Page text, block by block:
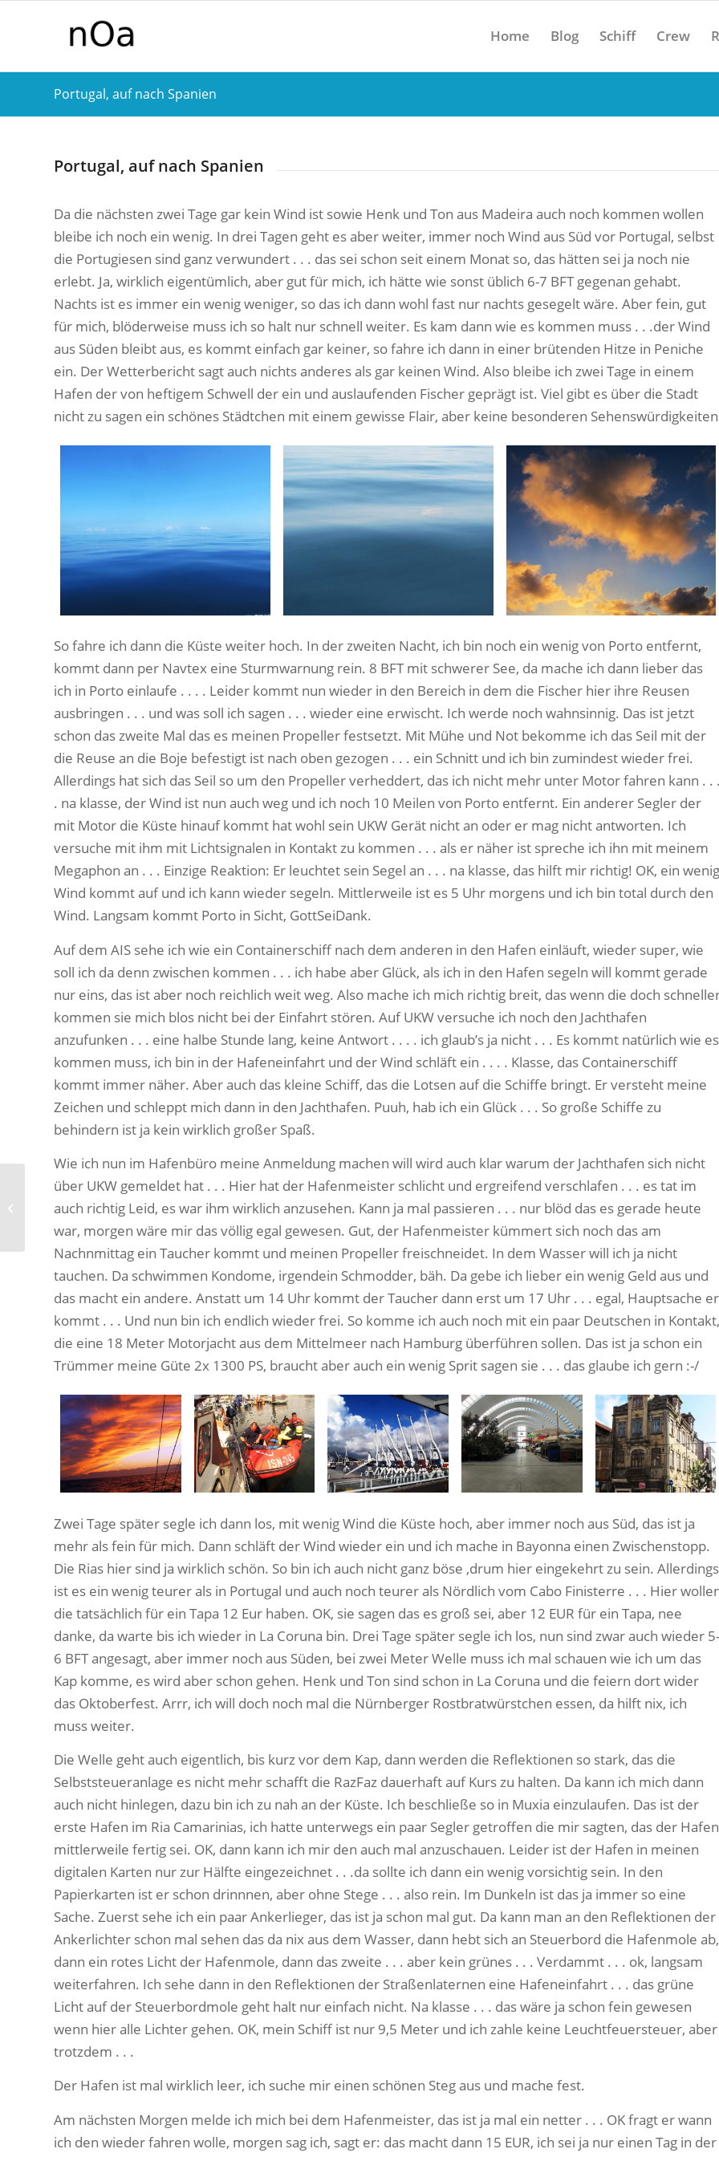
Home Blog Schiff Crew
Portugal, auf nach Spanien
Portugal, auf nach Spanien
Da die nächsten zwei Tage gar kein Wind ist sowie Henk und Ton aus Madeira auch noch kommen wollen
bleibe ich noch ein wenig. In drei Tagen geht es aber weiter, immer noch Wind aus Süd vor Portugal, selbst
die Portugiesen sind ganz verwundert . . . das sei schon seit einem Monat so, das hätten sei ja noch nie
erlebt. Ja, wirklich eigentümlich, aber gut für mich, ich hätte wie sonst üblich 6-7 BFT gegenan gehabt.
Nachts ist es immer ein wenig weniger, so das ich dann wohl fast nur nachts gesegelt wäre. Aber fein, gut
für mich, blöderweise muss ich so halt nur schnell weiter. Es kam dann wie es kommen muss . . .der Wind
aus Süden bleibt aus, es kommt einfach gar keiner, so fahre ich dann in einer brütenden Hitze in Peniche
ein. Der Wetterbericht sagt auch nichts anderes als gar keinen Wind. Also bleibe ich zwei Tage in einem
Hafen der von heftigem Schwell der ein und auslaufenden Fischer geprägt ist. Viel gibt es über die Stadt
nicht zu sagen ein schönes Städtchen mit einem gewisse Flair, aber keine besonderen
So fahre ich dann die Küste weiter hoch. In der zweiten Nacht, ich bin noch ein wenig von Porto entfernt,
kommt dann per Navtex eine Sturmwarnung rein. 8 BFT mit schwerer See, da mache ich dann lieber das
ich in Porto einlaufe . . . . Leider kommt nun wieder in den Bereich in dem die Fischer hier ihre Reusen
ausbringen . . . und was soll ich sagen . . . wieder eine erwischt. Ich werde noch wahnsinnig. Das ist jetzt
schon das zweite Mal das es meinen Propeller festsetzt. Mit Mühe und Not bekomme ich das Seil mit der
die Reuse an die Boje befestigt ist nach oben gezogen . . . ein Schnitt und ich bin zumindest wieder frei.
Allerdings hat sich das Seil so um den Propeller verheddert, das ich nicht mehr unter Motor fahren kann . .
. na klasse, der Wind ist nun auch weg und ich noch 10 Meilen von Porto entfernt. Ein anderer Segler der
mit Motor die Küste hinauf kommt hat wohl sein UKW Gerät nicht an oder er mag nicht antworten. Ich
versuche mit ihm mit Lichtsignalen in Kontakt zu kommen . . . als er näher ist spreche ich ihn mit meinem
Megaphon an . . . Einzige Reaktion: Er leuchtet sein Segel an . . . na klasse, das hilft mir richtig! OK, ein wenig
Wind kommt auf und ich kann wieder segeln. Mittlerweile ist es 5 Uhr morgens und ich bin total durch den
Wind. Langsam kommt Porto in Sicht, GottSeiDank.
Auf dem AIS sehe ich wie ein Containerschiff nach dem anderen in den Hafen einläuft, wieder super, wie
soll ich da denn zwischen kommen . . . ich habe aber Glück, als ich in den Hafen segeln will kommt gerade
nur eins, das ist aber noch reichlich weit weg. Also mache ich mich richtig breit, das wenn die doch
kommen sie mich blos nicht bei der Einfahrt stören. Auf UKW versuche ich noch den Jachthafen
anzufunken . . . eine halbe Stunde lang, keine Antwort . . . . ich glaub’s ja nicht . . . Es kommt natürlich wie es
kommen muss, ich bin in der Hafeneinfahrt und der Wind schläft ein . . . . Klasse, das Containerschiff
kommt immer näher. Aber auch das kleine Schiff, das die Lotsen auf die Schiffe bringt. Er versteht meine
Zeichen und schleppt mich dann in den Jachthafen. Puuh, hab ich ein Glück . . . So große Schiffe zu
behindern ist ja kein wirklich großer Spaß.
Wie ich nun im Hafenbüro meine Anmeldung machen will wird auch klar warum der Jachthafen sich nicht
über UKW gemeldet hat . . . Hier hat der Hafenmeister schlicht und ergreifend verschlafen . . . es tat im
auch richtig Leid, es war ihm wirklich anzusehen. Kann ja mal passieren . . . nur blöd das es gerade heute
war, morgen wäre mir das völlig egal gewesen. Gut, der Hafenmeister kümmert sich noch das am
Nachnmittag ein Taucher kommt und meinen Propeller freischneidet. In dem Wasser will ich ja nicht
tauchen. Da schwimmen Kondome, irgendein Schmodder, bäh. Da gebe ich lieber ein wenig Geld aus und
das macht ein andere. Anstatt um 14 Uhr kommt der Taucher dann erst um 17 Uhr . . . egal, Hauptsache er
kommt . . . Und nun bin ich endlich wieder frei. So komme ich auch noch mit ein paar Deutschen in Kontakt,
die eine 18 Meter Motorjacht aus dem Mittelmeer nach Hamburg überführen sollen. Das ist ja schon ein
Trümmer meine Güte 2x 1300 PS, braucht aber auch ein wenig Sprit sagen sie . . . das glaube ich gern :-/
Zwei Tage später segle ich dann los, mit wenig Wind die Küste hoch, aber immer noch aus Süd, das ist ja
mehr als fein für mich. Dann schläft der Wind wieder ein und ich mache in Bayonna einen Zwischenstopp.
Die Rias hier sind ja wirklich schön. So bin ich auch nicht ganz böse ‚drum hier eingekehrt zu sein. Allerdings
ist es ein wenig teurer als in Portugal und auch noch teurer als Nördlich vom Cabo Finisterre . . . Hier
die tatsächlich für ein Tapa 12 Eur haben. OK, sie sagen das es groß sei, aber 12 EUR für ein Tapa, nee
danke, da warte bis ich wieder in La Coruna bin. Drei Tage später segle ich los, nun sind zwar auch wieder 5-
6 BFT angesagt, aber immer noch aus Süden, bei zwei Meter Welle muss ich mal schauen wie ich um das
Kap komme, es wird aber schon gehen. Henk und Ton sind schon in La Coruna und die feiern dort wider
das Oktoberfest. Arrr, ich will doch noch mal die Nürnberger Rostbratwürstchen essen, da hilft nix, ich
muss weiter.
Die Welle geht auch eigentlich, bis kurz vor dem Kap, dann werden die Reflektionen so stark, das die
Selbststeueranlage es nicht mehr schafft die RazFaz dauerhaft auf Kurs zu halten. Da kann ich mich dann
auch nicht hinlegen, dazu bin ich zu nah an der Küste. Ich beschließe so in Muxia einzulaufen. Das ist der
erste Hafen im Ria Camarinias, ich hatte unterwegs ein paar Segler getroffen die mir sagten, das der Hafen
mittlerweile fertig sei. OK, dann kann ich mir den auch mal anzuschauen. Leider ist der Hafen in meinen
digitalen Karten nur zur Hälfte eingezeichnet . . .da sollte ich dann ein wenig vorsichtig sein. In den
Papierkarten ist er schon drinnnen, aber ohne Stege . . . also rein. Im Dunkeln ist das ja immer so eine
Sache. Zuerst sehe ich ein paar Ankerlieger, das ist ja schon mal gut. Da kann man an den Reflektionen der
Ankerlichter schon mal sehen das da nix aus dem Wasser, dann hebt sich an Steuerbord die Hafenmole ab,
dann ein rotes Licht der Hafenmole, dann das zweite . . . aber kein grünes . . . Verdammt . . . ok, langsam
weiterfahren. Ich sehe dann in den Reflektionen der Straßenlaternen eine Hafeneinfahrt . . . das grüne
Licht auf der Steuerbordmole geht halt nur einfach nicht. Na klasse . . . das wäre ja schon fein gewesen
wenn hier alle Lichter gehen. OK, mein Schiff ist nur 9,5 Meter und ich zahle keine Leuchtfeuersteuer, aber
trotzdem . . .
Der Hafen ist mal wirklich leer, ich suche mir einen schönen Steg aus und mache fest.
Am nächsten Morgen melde ich mich bei dem Hafenmeister, das ist ja mal ein netter . . . OK fragt er wann
ich den wieder fahren wolle, morgen sag ich, sagt er: das macht dann 15 EUR, ich sei ja nur einen Tag in der
Zurück in den Norden